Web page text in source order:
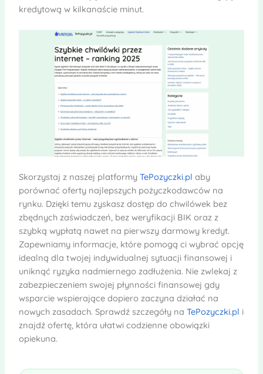
kredytową w kilkanaście minut.
Skorzystaj z naszej platformy TePozyczki.pl aby
porównać oferty najlepszych pożyczkodawców na
rynku. Dzięki temu zyskasz dostęp do chwilówek bez
zbędnych zaświadczeń, bez weryfikacji BIK oraz z
szybką wypłatą nawet na pierwszy darmowy kredyt.
Zapewniamy informacje, które pomogą ci wybrać opcję
idealną dla twojej indywidualnej sytuacji finansowej i
uniknąć ryzyka nadmiernego zadłużenia. Nie zwlekaj z
zabezpieczeniem swojej płynności finansowej gdy
wsparcie wspierające dopiero zaczyna działać na
nowych zasadach. Sprawdź szczegóły na TePozyczki.pl i
znajdź ofertę, która ułatwi codzienne obowiązki
opiekuna.